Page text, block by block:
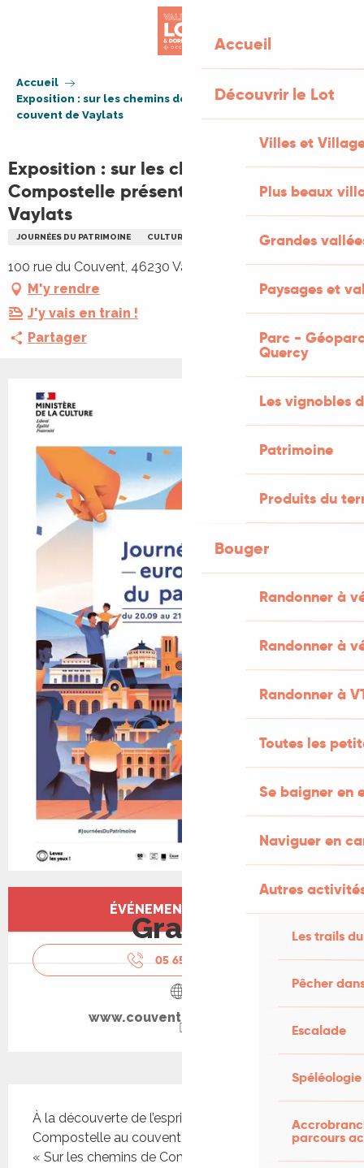
Accueil
Découvrir le Lot
Villes et
Plus beaux
Grandes
Paysages et
Parc -
Quercy
Les vignobles
Patrimoine
Produits du
Bouger
Randonner à
Randonner à
Randonner à
Toutes les
Se baigner en
Naviguer en
Autres
Les trails
Pêcher
Escalade
Spéléologie
parcours
Accueil
Exposition : sur les chemins de Compostelle présents au
couvent de Vaylats
Exposition : sur les chemins de
Compostelle présents au couvent de
Vaylats
JOURNÉES DU PATRIMOINE CULTURELLE EXPOSITION PATRIMOINE
100 rue du Couvent, 46230 Vaylats
M'y rendre
J'y vais en train !
Partager
Ouverture et coordonnées
ÉVÉNEMENT TERMINÉ
Gratuit
05 65 31 63
www.couventdevaylats.org
À la découverte de l’esprit du chemin de
Compostelle au couvent de Vaylats L’association
« Sur les chemins de Compostelle », dont le siège